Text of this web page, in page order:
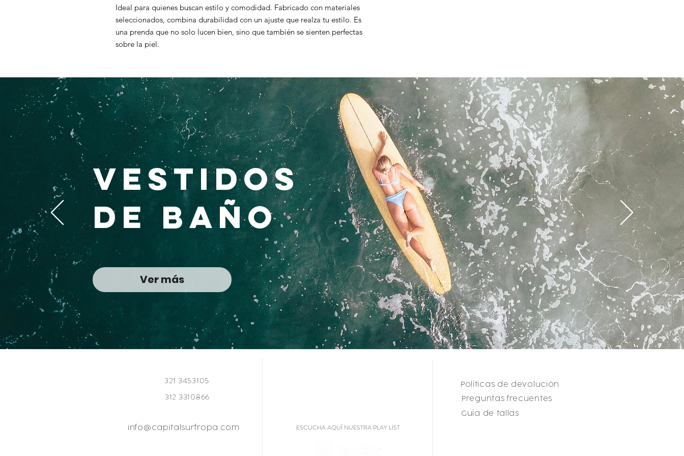
Ideal para quienes buscan estilo y comodidad. Fabricado con materiales
seleccionados, combina durabilidad con un ajuste que realza tu estilo. Es
una prenda que no solo lucen bien, sino que también se sienten perfectas
sobre la piel.
CONTACTO SÍGUENOS EN
Vestidos
de baño
Ver más
321 3453105
312 3310866
Políticas de devolución
Preguntas frecuentes
Guía de tallas
info@capitalsurfropa.com
ESCUCHA AQUÍ NUESTRA PLAY LIST